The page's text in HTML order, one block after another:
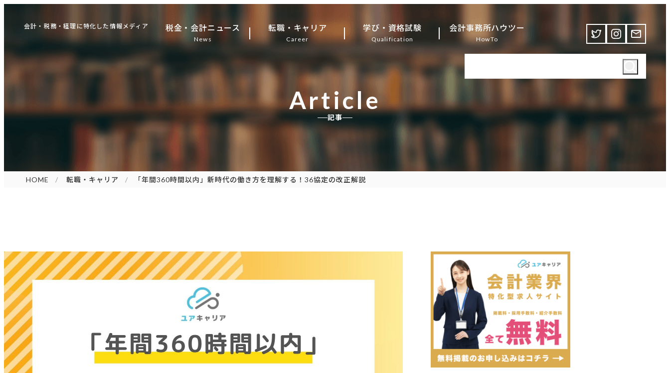
会計・税務・経理に特化した情報メディア 税金・会計ニュース
News
転職・キャリア
Career
学び・資格試験
Qualification
会計事務所ハウツー
HowTo
Article
記事
HOME 転職・キャリア 「年間360時間以内」新時代の働き方を理解する！36協定の改正解説